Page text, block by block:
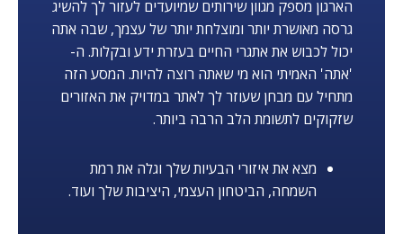
הארגון מספק מגוון שירותים שמיועדים לעזור לך להשיג
גרסה מאושרת יותר ומוצלחת יותר של עצמך, שבה אתה
יכול לכבוש את אתגרי החיים בעזרת ידע ובקלות. ה-
'אתה' האמיתי הוא מי שאתה רוצה להיות. המסע הזה
מתחיל עם מבחן שעוזר לך לאתר במדויק את האזורים
שזקוקים לתשומת הלב הרבה ביותר.
מצא את איזורי הבעיות שלך וגלה את רמת
השמחה, הביטחון העצמי, היציבות שלך ועוד.